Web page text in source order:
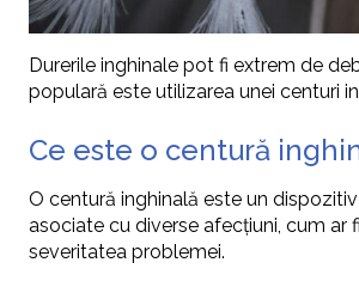
Durerile inghinale pot fi extrem de
populară este utilizarea unei centuri
Ce este o centură
O centură inghinală este un
asociate cu diverse afecțiuni, cum ar
severitatea problemei.